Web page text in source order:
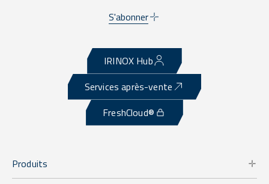
S'abonner
IRINOX Hub
Services après-vente
FreshCloud®
Produits